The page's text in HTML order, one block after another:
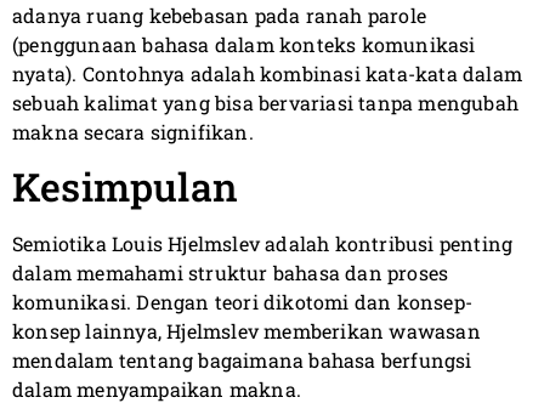
adanya ruang kebebasan pada ranah parole
(penggunaan bahasa dalam konteks komunikasi
nyata). Contohnya adalah kombinasi kata-kata dalam
sebuah kalimat yang bisa bervariasi tanpa mengubah
makna secara signifikan.
Kesimpulan
Semiotika Louis Hjelmslev adalah kontribusi penting
dalam memahami struktur bahasa dan proses
komunikasi. Dengan teori dikotomi dan konsep-
konsep lainnya, Hjelmslev memberikan wawasan
mendalam tentang bagaimana bahasa berfungsi
dalam menyampaikan makna.